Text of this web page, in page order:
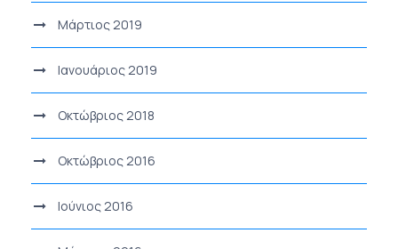
Μάρτιος 2019
Ιανουάριος 2019
Οκτώβριος 2018
Οκτώβριος 2016
Ιούνιος 2016